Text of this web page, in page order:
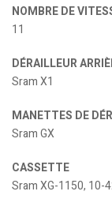
NOMBRE DE
11
DÉRAILLEUR
Sram X1
MANETTES DE
Sram GX
CASSETTE
Sram XG-1150, 10-